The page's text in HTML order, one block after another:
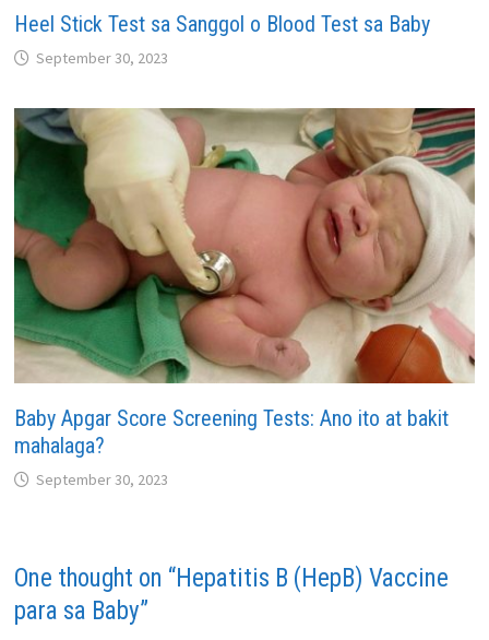
Heel Stick Test sa Sanggol o Blood Test sa Baby
September 30, 2023
Baby Apgar Score Screening Tests: Ano ito at bakit
mahalaga?
September 30, 2023
One thought on “Hepatitis B (HepB) Vaccine
para sa Baby”